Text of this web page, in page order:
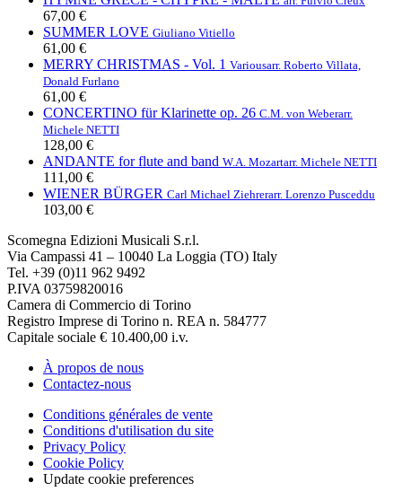
67,00 €
SUMMER LOVE Giuliano Vitiello
61,00 €
MERRY CHRISTMAS - Vol. 1 Variousarr. Roberto Villata,
Donald Furlano
61,00 €
CONCERTINO für Klarinette op. 26 C.M. von Weberarr.
Michele NETTI
128,00 €
ANDANTE for flute and band W.A. Mozartarr. Michele NETTI
111,00 €
WIENER BÜRGER Carl Michael Ziehrerarr. Lorenzo Pusceddu
103,00 €
Scomegna Edizioni Musicali S.r.l.
Via Campassi 41 – 10040 La Loggia (TO) Italy
Tel. +39 (0)11 962 9492
P.IVA 03759820016
Camera di Commercio di Torino
Registro Imprese di Torino n. REA n. 584777
Capitale sociale € 10.400,00 i.v.
À propos de nous
Contactez-nous
Conditions générales de vente
Conditions d'utilisation du site
Privacy Policy
Cookie Policy
Update cookie preferences